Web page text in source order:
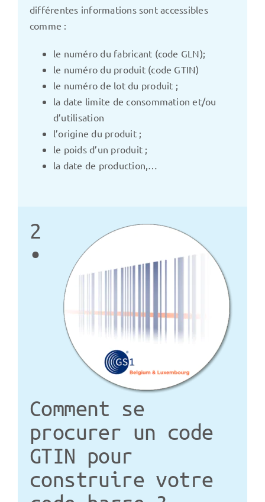
différentes informations sont accessibles
comme :
le numéro du fabricant (code GLN);
le numéro du produit (code GTIN)
le numéro de lot du produit ;
la date limite de consommation et/ou
d’utilisation
l’origine du produit ;
le poids d’un produit ;
la date de production,…
2
•
Comment se
procurer un code
GTIN pour
construire votre